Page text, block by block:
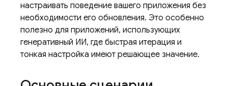
настраивать поведение вашего приложения без
необходимости его обновления. Это особенно
полезно для приложений, использующих
генеративный ИИ, где быстрая итерация и
тонкая настройка имеют решающее значение.